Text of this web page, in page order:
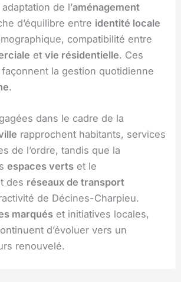
adaptation de l’aménagement
d’équilibre entre identité locale
compatibilité entre
etvie résidentielle. Ces
la gestion quotidienne
.
dans le cadre de la
rapprochent habitants, services
de l’ordre, tandis que la
espaces verts et le
des réseaux de transport
de Décines-Charpieu.
marqués et initiatives locales,
d’évoluer vers un
renouvelé.